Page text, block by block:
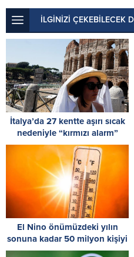
İLGİNİZİ ÇEKEBİLECEK
İtalya’da 27 kentte aşırı sıcak
nedeniyle “kırmızı alarm”
verildi
El Nino önümüzdeki yılın
sonuna kadar 50 milyon kişiyi
akut açlığa sürükleyebilir